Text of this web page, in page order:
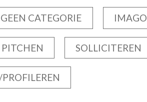
GEEN CATEGORIE IMAGO
PITCHEN SOLLICITEREN